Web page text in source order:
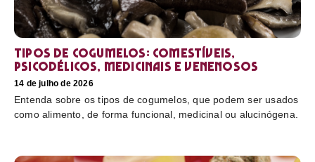
Tipos de cogumelos: comestíveis,
psicodélicos, medicinais e venenosos
14 de julho de 2026
Entenda sobre os tipos de cogumelos, que podem ser usados
como alimento, de forma funcional, medicinal ou alucinógena.